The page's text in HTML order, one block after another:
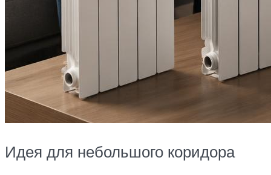
Идея для небольшого коридора